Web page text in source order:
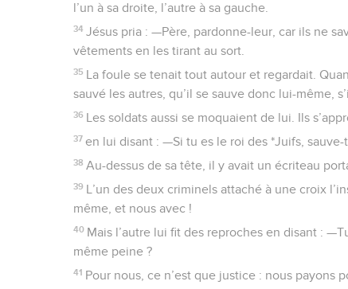
l’un à sa droite, l’autre à sa gauche.
34 Jésus pria : —Père, pardonne-leur, car ils ne
vêtements en les tirant au sort.
35 La foule se tenait tout autour et regardait.
sauvé les autres, qu’il se sauve donc lui-même,
36 Les soldats aussi se moquaient de lui. Ils
37 en lui disant : —Si tu es le roi des *Juifs,
38 Au-dessus de sa tête, il y avait un écriteau
39 L’un des deux criminels attaché à une croix
même, et nous avec !
40 Mais l’autre lui fit des reproches en disant :
même peine ?
41 Pour nous, ce n’est que justice : nous payons